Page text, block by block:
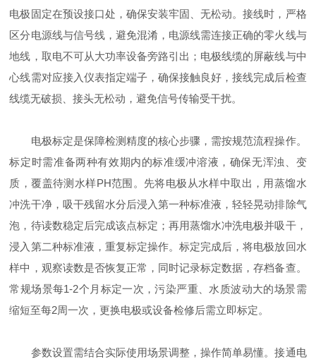
电极固定在预设接口处，确保安装牢固、无松动。接线时，严格
区分电源线与信号线，避免混淆，电源线需连接正确的零火线与
地线，取电不可从大功率设备旁路引出；电极线缆的屏蔽线与中
心线需对应接入仪表指定端子，确保接触良好，接线完成后检查
线缆无破损、接头无松动，避免信号传输受干扰。
电极标定是保障检测精度的核心步骤，需按规范流程操作。
标定时需准备两种有效期内的标准缓冲溶液，确保无浑浊、变
质，覆盖待测水样PH范围。先将电极从水样中取出，用蒸馏水
冲洗干净，吸干残留水分后浸入第一种标准液，轻轻晃动排除气
泡，待读数稳定后完成该点标定；再用蒸馏水冲洗电极并吸干，
浸入第二种标准液，重复标定操作。标定完成后，将电极放回水
样中，观察读数是否恢复正常，同时记录标定数据，存档备查。
常规场景每1-2个月标定一次，污染严重、水质波动大的场景需
缩短至每2周一次，更换电极或设备检修后需立即标定。
参数设置需结合实际使用场景调整，操作简单易懂。接通电